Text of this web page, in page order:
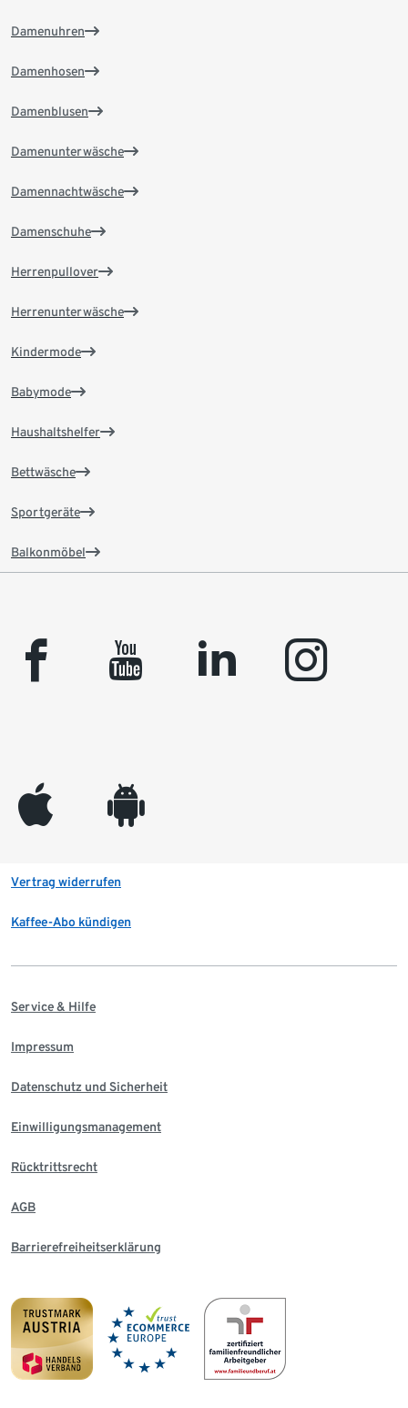
Damenuhren
Damenhosen
Damenblusen
Damenunterwäsche
Damennachtwäsche
Damenschuhe
Herrenpullover
Herrenunterwäsche
Kindermode
Babymode
Haushaltshelfer
Bettwäsche
Sportgeräte
Balkonmöbel
facebook youtube linkedin instagram
appleinc android
Vertrag widerrufen
Kaffee-Abo kündigen
Service & Hilfe
Impressum
Datenschutz und Sicherheit
Einwilligungsmanagement
Rücktrittsrecht
AGB
Barrierefreiheitserklärung